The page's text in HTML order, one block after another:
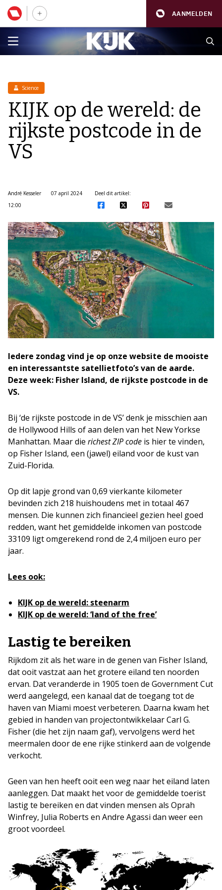
AANMELDEN
Science
KIJK op de wereld: de
rijkste postcode in de
VS
André Kesseler
07 april 2024
12:00
Deel dit artikel:
Iedere zondag vind je op onze website de mooiste
en interessantste satellietfoto’s van de aarde.
Deze week: Fisher Island, de rijkste postcode in de
VS.
Bij ‘de rijkste postcode in de VS’ denk je misschien aan
de Hollywood Hills of aan delen van het New Yorkse
Manhattan. Maar die richest ZIP code is hier te vinden,
op Fisher Island, een (jawel) eiland voor de kust van
Zuid-Florida.
Op dit lapje grond van 0,69 vierkante kilometer
bevinden zich 218 huishoudens met in totaal 467
mensen. Die kunnen zich financieel gezien heel goed
redden, want het gemiddelde inkomen van postcode
33109 ligt omgerekend rond de 2,4 miljoen euro per
jaar.
Lees ook:
KIJK op de wereld: steenarm
KIJK op de wereld: ‘land of the free’
Lastig te bereiken
Rijkdom zit als het ware in de genen van Fisher Island,
dat ooit vastzat aan het grotere eiland ten noorden
ervan. Dat veranderde in 1905 toen de Government Cut
werd aangelegd, een kanaal dat de toegang tot de
haven van Miami moest verbeteren. Daarna kwam het
gebied in handen van projectontwikkelaar Carl G.
Fisher (die het zijn naam gaf), vervolgens werd het
meermalen door de ene rijke stinkerd aan de volgende
verkocht.
Geen van hen heeft ooit een weg naar het eiland laten
aanleggen. Dat maakt het voor de gemiddelde toerist
lastig te bereiken en dat vinden mensen als Oprah
Winfrey, Julia Roberts en Andre Agassi dan weer een
groot voordeel.